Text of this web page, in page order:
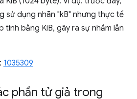
sử dụng nhãn "kB" nhưng thực tế
tính bằng KiB, gây ra sự nhầm lẫn
1035309
phần tử giả trong